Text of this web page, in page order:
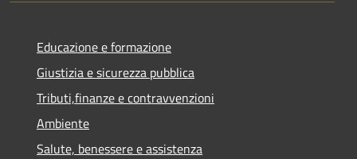
Educazione e formazione
Giustizia e sicurezza pubblica
Tributi,finanze e contravvenzioni
Ambiente
Salute, benessere e assistenza